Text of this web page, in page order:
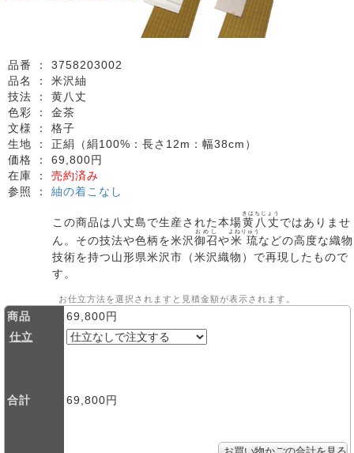
品番 ： 3758203002
品名 ： 米沢紬
技法 ： 黄八丈
色彩 ： 金茶
文様 ： 格子
生地 ： 正絹（絹100%：長さ12m：幅38cm）
価格 ： 69,800円
在庫 ： 売約済み
参照 ： 紬の着こなし
この商品は八丈島で生産された本場黄八丈
きはちじょう
ではありませ
ん。その技法や色柄を米沢御召
おめし
や米琉
よねりゅう
などの高度な織物
技術を持つ山形県米沢市（米沢織物）で再現したもので
す。
お仕立方法を選択されますと見積金額が表示されます。
商品
69,800円
仕立
合計 69,800円